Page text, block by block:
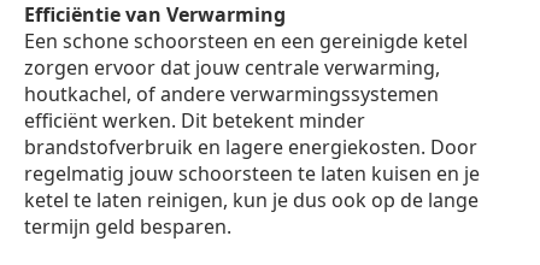
Efficiëntie van Verwarming
Een schone schoorsteen en een gereinigde ketel
zorgen ervoor dat jouw centrale verwarming,
houtkachel, of andere verwarmingssystemen
efficiënt werken. Dit betekent minder
brandstofverbruik en lagere energiekosten. Door
regelmatig jouw schoorsteen te laten kuisen en je
ketel te laten reinigen, kun je dus ook op de lange
termijn geld besparen.